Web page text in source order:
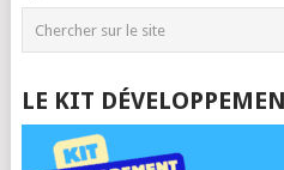
LE KIT